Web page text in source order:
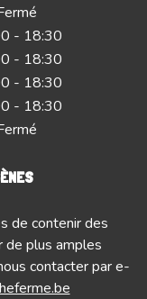
- 18:30
- 18:30
- 18:30
- 18:30
de contenir des
de plus amples
contacter par e-